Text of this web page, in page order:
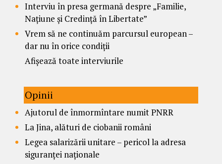
Interviu în presa germană despre „Familie,
Națiune și Credință în Libertate”
Vrem să ne continuăm parcursul european –
dar nu în orice condiții
Afișează toate interviurile
Opinii
Ajutorul de înmormîntare numit PNRR
La Jina, alături de ciobanii români
Legea salarizării unitare – pericol la adresa
siguranței naționale